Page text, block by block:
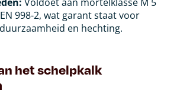
998-2, wat garant staat voor
en hechting.
het schelpkalk